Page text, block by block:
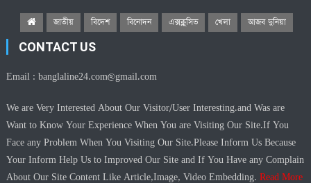
জাতীয় বিদেশ বিনোদন এক্সক্লুসিভ খেলা আজব দুনিয়া
CONTACT US
Email :banglaline24.com@gmail.com
We are Very Interested About Our Visitor/User Interesting.and Was are
Want to Know Your Experience When You are Visiting Our Site.If You
Face any Problem When You Visiting Our Site.Please Inform Us Because
Your Inform Help Us to Improved Our Site and If You Have any Complain
About Our Site Content Like Article,Image, Video Embedding.Read More